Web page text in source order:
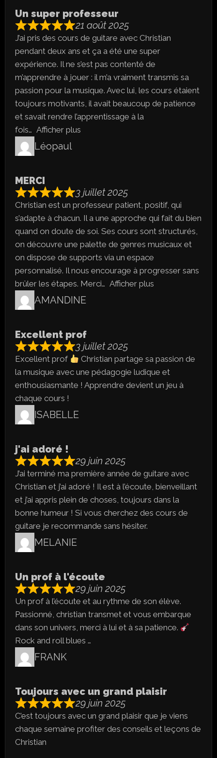
Un super professeur
21 août 2025
J’ai pris des cours de guitare avec Christian
pendant deux ans et ça a été une super
expérience. Il ne s’est pas contenté de
m’apprendre à jouer : il m’a vraiment transmis sa
passion pour la musique. Avec lui, les cours étaient
toujours motivants, il avait beaucoup de patience
et savait rendre l’apprentissage à la
fois
Afficher plus
Léopaul
MERCI
3 juillet 2025
Christian est un professeur patient, positif, qui
s’adapte à chacun. Il a une approche qui fait du bien
quand on doute de soi. Ses cours sont structurés,
on découvre une palette de genres musicaux et
on dispose de supports via un espace
personnalisé. Il nous encourage à progresser sans
brûler les étapes. Merci
Afficher plus
AMANDINE
Excellent prof
3 juillet 2025
Excellent prof
Christian partage sa passion de
la musique avec une pédagogie ludique et
enthousiasmante ! Apprendre devient un jeu à
chaque cours !
ISABELLE
j'ai adoré !
29 juin 2025
J’ai terminé ma première année de guitare avec
Christian et j’ai adoré ! Il est à l’écoute, bienveillant
et j’ai appris plein de choses, toujours dans la
bonne humeur ! Si vous cherchez des cours de
guitare je recommande sans hésiter.
MELANIE
Un prof à l'écoute
29 juin 2025
Un prof à l’écoute et au rythme de son élève.
Passionné, christian transmet et vous embarque
dans son univers, merci à lui et à sa patience.
Rock and roll blues …
FRANK
Toujours avec un grand plaisir
29 juin 2025
C’est toujours avec un grand plaisir que je viens
chaque semaine profiter des conseils et leçons de
Christian